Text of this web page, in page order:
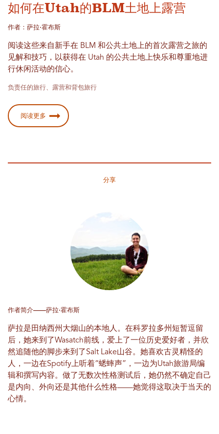
如何在Utah的BLM土地上露营
作者：萨拉·霍布斯
阅读这些来自新手在 BLM 和公共土地上的首次露营之旅的
见解和技巧，以获得在 Utah 的公共土地上快乐和尊重地进
行休闲活动的信心。
负责任的旅行、露营和背包旅行
阅读更多
分享
作者简介——萨拉·霍布斯
萨拉是田纳西州大烟山的本地人。在科罗拉多州短暂逗留
后，她来到了Wasatch前线，爱上了一位历史爱好者，并欣
然追随他的脚步来到了Salt Lake山谷。她喜欢古灵精怪的
人，一边在Spotify上听着“蟋蟀声”，一边为Utah旅游局编
辑和撰写内容。做了无数次性格测试后，她仍然不确定自己
是内向、外向还是其他什么性格——她觉得这取决于当天的
心情。